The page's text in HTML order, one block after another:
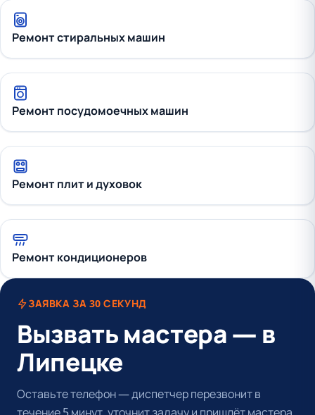
Ремонт стиральных машин
Ремонт посудомоечных машин
Ремонт плит и духовок
Ремонт кондиционеров
ЗАЯВКА ЗА 30 СЕКУНД
Вызвать мастера — в
Липецке
Оставьте телефон — диспетчер перезвонит в
течение 5 минут, уточнит задачу и пришлёт мастера